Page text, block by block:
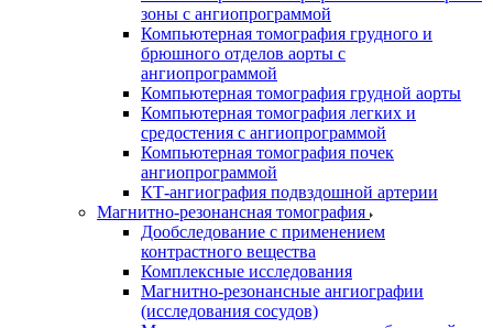
зоны с ангиопрограммой
Компьютерная томография грудного и
брюшного отделов аорты с
ангиопрограммой
Компьютерная томография грудной аорты
Компьютерная томография легких и
средостения с ангиопрограммой
Компьютерная томография почек
ангиопрограммой
КТ-ангиография подвздошной артерии
Магнитно-резонансная томография
Дообследование с применением
контрастного вещества
Комплексные исследования
Магнитно-резонансные ангиографии
(исследования сосудов)